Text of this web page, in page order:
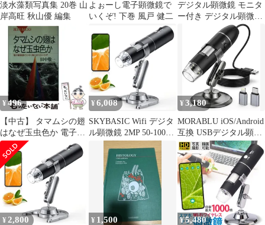
淡水藻類写真集 20巻 山
岸高旺 秋山優 編集
よぉーし電子顕微鏡で
いくぞ! 下巻 風戸 健二
デジタル顕微鏡 モニタ
ー付き デジタル顕微鏡
子供 USB充電式 1000x
¥ 496
【中古】 タマムシの翅
はなぜ玉虫色か 電子顕
微鏡でのぞく身のまわ
りの世界 (ブルーバッ
クス) / 田中敬一 / 講談
社
¥ 6,008
SKYBASIC Wifi デジタ
ル顕微鏡 2MP 50-1000
倍電子顕微鏡 拡大鏡 ポ
ータブルハンドヘルド
顕微鏡カメラマイクロ
スコープ 、8 LED 、
iPhone、Android、
iPad、Windows、Macコ
ンピューターと互換性
あり、肌チ ...
¥ 3,180
MORABLU iOS/Android
互換 USBデジタル顕微
鏡カメラ 50～1600倍拡
大 スマホPC対応 ポー
タブル電子顕微鏡 HD
カメラ付き LED搭載 作
業観察用
¥ 2,800 ¥ 1,500 ¥5,480